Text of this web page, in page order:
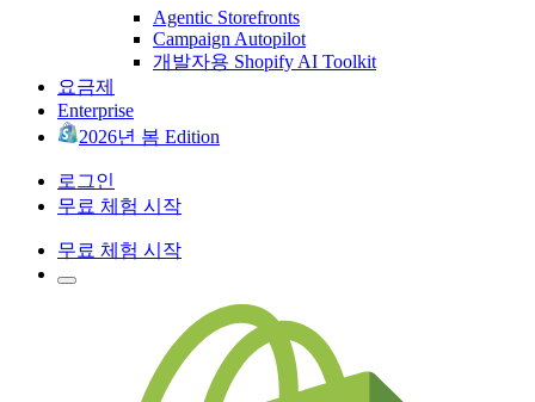
Agentic Storefronts
Campaign Autopilot
개발자용 Shopify AI Toolkit
요금제
Enterprise
2026년 봄 Edition
로그인
무료 체험 시작
무료 체험 시작